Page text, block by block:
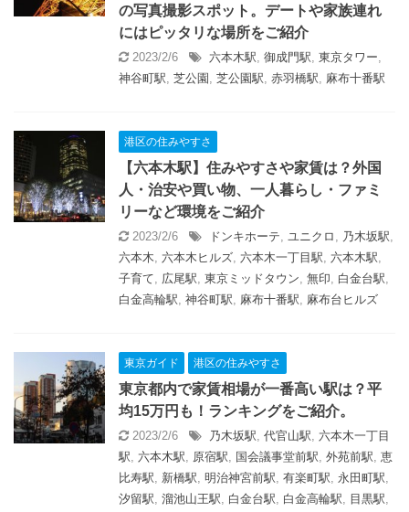
の写真撮影スポット。デートや家族連れ
にはピッタリな場所をご紹介
2023/2/6 六本木駅, 御成門駅, 東京タワー,
神谷町駅, 芝公園 , 芝公園駅, 赤羽橋駅, 麻布十番駅
港区の住みやすさ
【六本木駅】住みやすさや家賃は？外国
人・治安や買い物、一人暮らし・ファミ
リーなど環境をご紹介
2023/2/6 ドンキホーテ, ユニクロ , 乃木坂駅,
六本木, 六本木ヒルズ, 六本木一丁目駅, 六本木駅,
子育て, 広尾駅, 東京ミッドタウン, 無印, 白金台駅,
白金高輪駅, 神谷町駅, 麻布十番駅, 麻布台ヒルズ
東京ガイド 港区の住みやすさ
東京都内で家賃相場が一番高い駅は？平
均15万円も！ランキングをご紹介。
2023/2/6 乃木坂駅, 代官山駅, 六本木一丁目
駅, 六本木駅, 原宿駅, 国会議事堂前駅, 外苑前駅, 恵
比寿駅, 新橋駅, 明治神宮前駅, 有楽町駅, 永田町駅,
汐留駅, 溜池山王駅, 白金台駅, 白金高輪駅, 目黒駅,